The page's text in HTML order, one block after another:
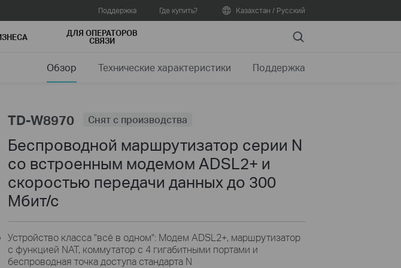
Поддержка Где купить? Казахстан / Русский
ДЛЯ ОПЕРАТОРОВ
СВЯЗИ Search
Обзор Технические характеристики Поддержка
TD-W8970 Снят с производства
Беспроводной маршрутизатор серии N
со встроенным модемом ADSL2+ и
скоростью передачи данных до 300
Мбит/с
Устройство класса "всё в одном": Модем ADSL2+, маршрутизатор
с функцией NAT, коммутатор с 4 гигабитными портами и
беспроводная точка доступа стандарта N